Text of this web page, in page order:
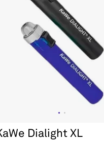
Dialight XL